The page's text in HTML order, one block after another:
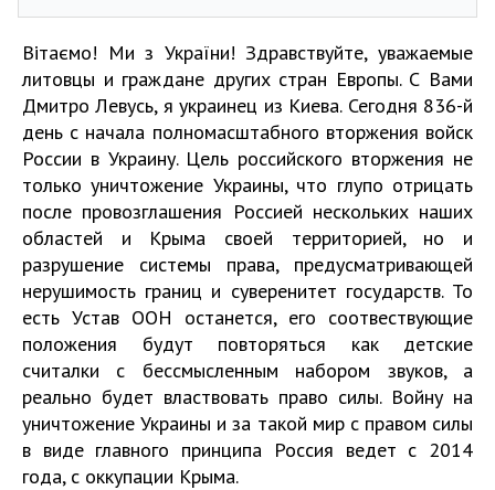
Вітаємо! Ми з України! Здравствуйте, уважаемые
литовцы и граждане других стран Европы. С Вами
Дмитро Левусь, я украинец из Киева. Сегодня 836-й
день с начала полномасштабного вторжения войск
России в Украину. Цель российского вторжения не
только уничтожение Украины, что глупо отрицать
после провозглашения Россией нескольких наших
областей и Крыма своей территорией, но и
разрушение системы права, предусматривающей
нерушимость границ и суверенитет государств. То
есть Устав ООН останется, его соотвествующие
положения будут повторяться как детские
считалки с бессмысленным набором звуков, а
реально будет властвовать право силы. Войну на
уничтожение Украины и за такой мир с правом силы
в виде главного принципа Россия ведет с 2014
года, с оккупации Крыма.